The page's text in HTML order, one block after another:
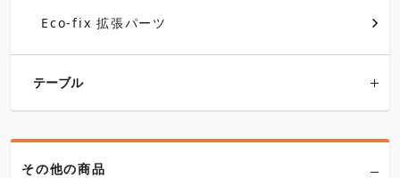
Eco-fix 拡張パーツ
テーブル
その他の商品